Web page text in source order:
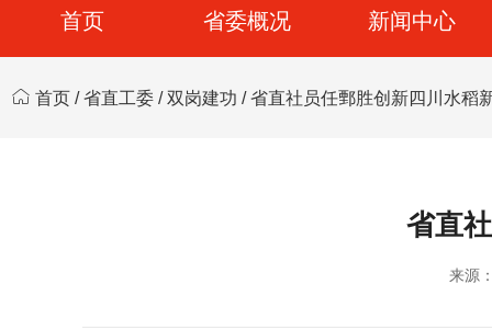
首页 省委概况 新闻中心
首页 /省直工委 /双岗建功 / 省直社员任鄄胜创新四川水稻
省直
来源